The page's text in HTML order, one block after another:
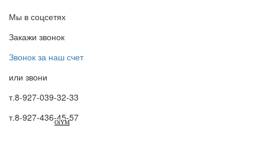
Мы в соцсетях
Закажи звонок
Звонок за наш счет
или звони
т.8-927-039-32-33
т.8-927-436-45-57
OiYM